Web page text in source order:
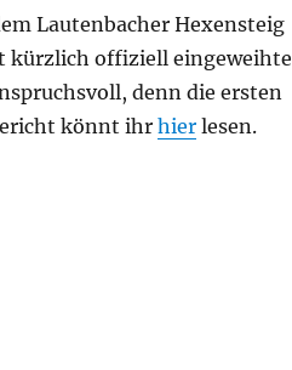
Lautenbacher Hexensteig
kürzlich offiziell eingeweihte
denn die ersten
könnt ihr hierlesen.